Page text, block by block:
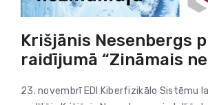
Krišjānis Nesenbergs
raidījumā “Zināmais
23. novembrī EDI Kiberfizikālo Sistēmu